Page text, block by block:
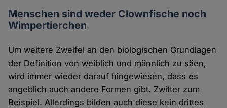
Menschen sind weder Clownfische noch
Wimpertierchen
Um weitere Zweifel an den biologischen Grundlagen
der Definition von weiblich und männlich zu säen,
wird immer wieder darauf hingewiesen, dass es
angeblich auch andere Formen gibt. Zwitter zum
Beispiel. Allerdings bilden auch diese kein drittes